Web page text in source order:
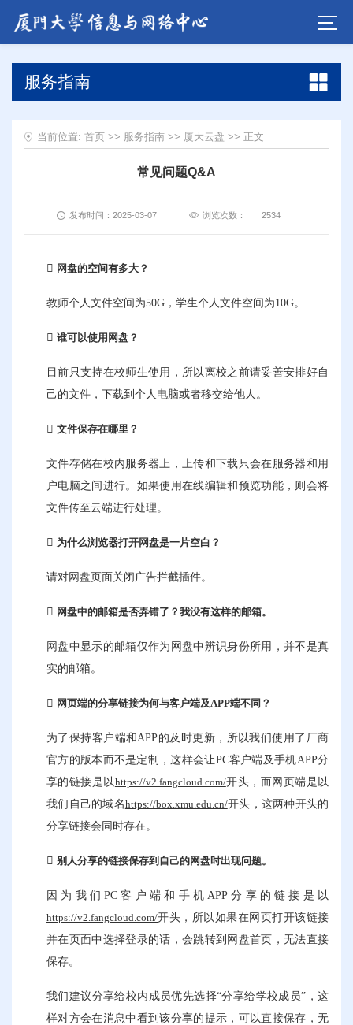
服务指南
当前位置: 首页 >> 服务指南 >> 厦大云盘 >> 正文
常见问题Q&A
发布时间：2025-03-07 浏览次数： 2534
网盘的空间有多大？
教师个人文件空间为50G，学生个人文件空间为10G。
谁可以使用网盘？
目前只支持在校师生使用，所以离校之前请妥善安排好自
己的文件，下载到个人电脑或者移交给他人。
文件保存在哪里？
文件存储在校内服务器上，上传和下载只会在服务器和用
户电脑之间进行。如果使用在线编辑和预览功能，则会将
文件传至云端进行处理。
为什么浏览器打开网盘是一片空白？
请对网盘页面关闭广告拦截插件。
网盘中的邮箱是否弄错了？我没有这样的邮箱。
网盘中显示的邮箱仅作为网盘中辨识身份所用，并不是真
实的邮箱。
网页端的分享链接为何与客户端及APP端不同？
为了保持客户端和APP的及时更新，所以我们使用了厂商
官方的版本而不是定制，这样会让PC客户端及手机APP分
享的链接是以 https://v2.fangcloud.com/开头，而网页端是以
我们自己的域名https://box.xmu.edu.cn/开头，这两种开头的
分享链接会同时存在。
别人分享的链接保存到自己的网盘时出现问题。
因为我们PC客户端和手机APP分享的链接是以
https://v2.fangcloud.com/开头，所以如果在网页打开该链接
并在页面中选择登录的话，会跳转到网盘首页，无法直接
保存。
我们建议分享给校内成员优先选择“分享给学校成员”，这
样对方会在消息中看到该分享的提示，可以直接保存，无